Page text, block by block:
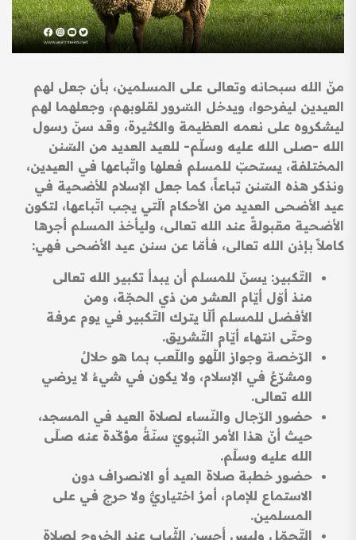
منّ الله سبحانه وتعالى على المسلمين، بأن جعل لهم
العيدين ليفرحوا، ويدخل السّرور لقلوبهم، وجعلهما لهم
ليشكروه على نعمه العظيمة والكثيرة، وقد سنّ رسول
الله -صلى الله عليه وسلّم- للعيد العديد من السّنن
المختلفة، يستحبّ للمسلم فعلها واتّباعها في العيدين،
ونذكر هذه السّنن تباعاً، كما جعل الإسلام للأضحية في
عيد الأضحى العديد من الأحكام الّتي يجب اتّباعها، لتكون
الأضحية مقبولةً عند الله تعالى، وليأخذ المسلم أجرها
كاملاً بإذن الله تعالى، فأمّا عن سنن عيد الأضحى فهي:
التّكبير: يسنّ للمسلم أن يبدأ تكبير الله تعالى
منذ أوّل أيّام العشر من ذي الحجّة، ومن
الأفضل للمسلم ألّا يترك التّكبير في يوم عرفة
وحتّى انتهاء أيّام التّشريق.
الرّخصة وجواز اللّهو واللّعب بما هو حلالٌ
ومشرّعٌ في الإسلام، ولا يكون في شيءٌ لا يرضي
الله تعالى.
حضور الرّجال والنّساء لصلاة العيد في المسجد،
حيث أنّ هذا الأمر النّبويّ سنّةٌ مؤكّدة عنه صلّى
الله عليه وسلّم.
حضور خطبة صلاة العيد أو الانصراف دون
الاستماع للإمام، أمرٌ اختياريٌّ ولا حرج في على
المسلمين.
التّجمّل ولبس أحسن الثّياب عند الخروج لصلاة